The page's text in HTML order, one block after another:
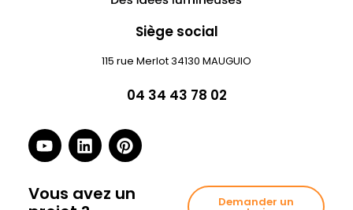
Siège social
115 rue Merlot 34130 MAUGUIO
04 34 43 78 02
Vous avez un
Demander un